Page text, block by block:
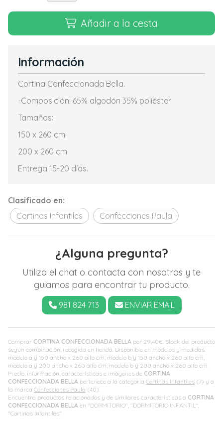
Añadir a la cesta
Comprar CORTINA CONFECCIONADA BELLA por 29,40€ . Stock del producto
según combinación, recogida en tienda. Disponible en modelos y medidas:
modelo a y 150 ancho x 260 alto cm; modelo b y 150 ancho x 260 alto cm;
modelo a y 200 ancho x 260 alto cm; modelo b y 200 ancho x 260 alto cm.
Precio, información, características e imágenes de CORTINA
CONFECCIONADA BELLA pertenece a la categoría Cortinas Infantiles (7) y a
la marca Confecciones Paula (40).
Encuentra productos relacionados y de similares características a CORTINA
CONFECCIONADA BELLA en "DORMITORIO", "DORMITORIO INFANTIL",
"Cortinas Infantiles".
Información
Cortina Confeccionada Bella.
-Composición: 65% algodón 35% poliéster.
Tamaños:
150 x 260 cm
200 x 260 cm
Entrega 15-20 días.
Clasificado en:
Cortinas Infantiles
Confecciones Paula
¿Alguna pregunta?
Utiliza el chat o contacta con nosotros y te
guiamos para encontrar tu producto.
981 824 713 ENVIAR EMAIL